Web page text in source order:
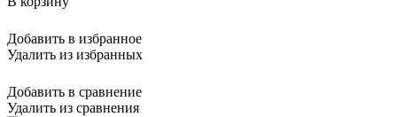
Добавить в избранное
Удалить из избранных
Добавить в сравнение
Удалить из сравнения